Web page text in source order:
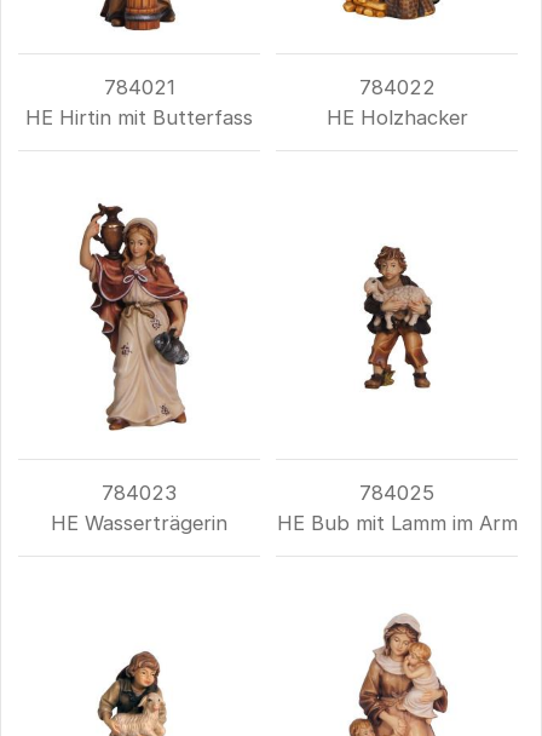
784021
HE Hirtin mit Butterfass
784022
HE Holzhacker
784023
HE Wasserträgerin
784025
HE Bub mit Lamm im Arm